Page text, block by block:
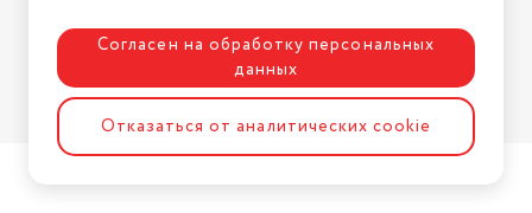
Разработка сайтаASTDESIGN
Согласен на обработку персональных
данных
Отказаться от аналитических cookie